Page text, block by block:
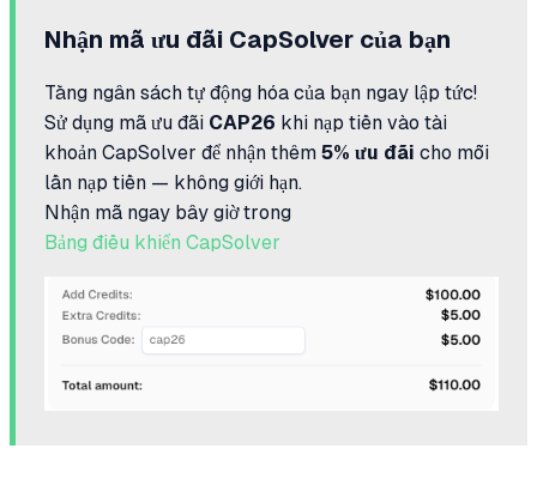
Nhận mã ưu đãi CapSolver của bạn
Tăng ngân sách tự động hóa của bạn ngay lập tức!
Sử dụng mã ưu đãi CAP26 khi nạp tiền vào tài
khoản CapSolver để nhận thêm 5% ưu đãi cho mỗi
lần nạp tiền — không giới hạn.
Nhận mã ngay bây giờ trong
Bảng điều khiển CapSolver